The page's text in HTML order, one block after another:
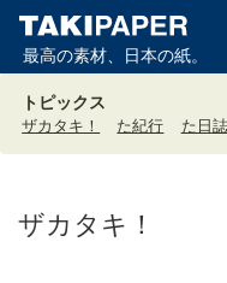
最高の素材、日本の紙。
トピックス
ザカタキ！ た紀行 た日誌
ザカタキ！